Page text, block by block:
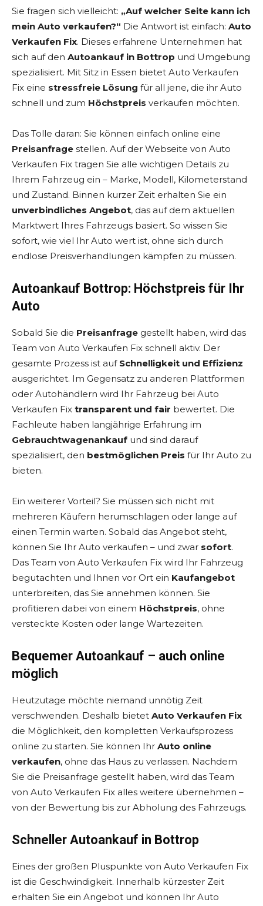
Sie fragen sich vielleicht: „Auf welcher Seite kann ich
mein Auto verkaufen?“ Die Antwort ist einfach: Auto
Verkaufen Fix. Dieses erfahrene Unternehmen hat
sich auf den Autoankauf in Bottrop und Umgebung
spezialisiert. Mit Sitz in Essen bietet Auto Verkaufen
Fix eine stressfreie Lösung für all jene, die ihr Auto
schnell und zum Höchstpreis verkaufen möchten.
Das Tolle daran: Sie können einfach online eine
Preisanfrage stellen. Auf der Webseite von Auto
Verkaufen Fix tragen Sie alle wichtigen Details zu
Ihrem Fahrzeug ein – Marke, Modell, Kilometerstand
und Zustand. Binnen kurzer Zeit erhalten Sie ein
unverbindliches Angebot, das auf dem aktuellen
Marktwert Ihres Fahrzeugs basiert. So wissen Sie
sofort, wie viel Ihr Auto wert ist, ohne sich durch
endlose Preisverhandlungen kämpfen zu müssen.
Autoankauf Bottrop: Höchstpreis für Ihr
Auto
Sobald Sie die Preisanfrage gestellt haben, wird das
Team von Auto Verkaufen Fix schnell aktiv. Der
gesamte Prozess ist auf Schnelligkeit und Effizienz
ausgerichtet. Im Gegensatz zu anderen Plattformen
oder Autohändlern wird Ihr Fahrzeug bei Auto
Verkaufen Fix transparent und fair bewertet. Die
Fachleute haben langjährige Erfahrung im
Gebrauchtwagenankauf und sind darauf
spezialisiert, den bestmöglichen Preis für Ihr Auto zu
bieten.
Ein weiterer Vorteil? Sie müssen sich nicht mit
mehreren Käufern herumschlagen oder lange auf
einen Termin warten. Sobald das Angebot steht,
können Sie Ihr Auto verkaufen – und zwar sofort.
Das Team von Auto Verkaufen Fix wird Ihr Fahrzeug
begutachten und Ihnen vor Ort ein Kaufangebot
unterbreiten, das Sie annehmen können. Sie
profitieren dabei von einem Höchstpreis, ohne
versteckte Kosten oder lange Wartezeiten.
Bequemer Autoankauf – auch online
möglich
Heutzutage möchte niemand unnötig Zeit
verschwenden. Deshalb bietet Auto Verkaufen Fix
die Möglichkeit, den kompletten Verkaufsprozess
online zu starten. Sie können Ihr Auto online
verkaufen, ohne das Haus zu verlassen. Nachdem
Sie die Preisanfrage gestellt haben, wird das Team
von Auto Verkaufen Fix alles weitere übernehmen –
von der Bewertung bis zur Abholung des Fahrzeugs.
Schneller Autoankauf in Bottrop
Eines der großen Pluspunkte von Auto Verkaufen Fix
ist die Geschwindigkeit. Innerhalb kürzester Zeit
erhalten Sie ein Angebot und können Ihr Auto